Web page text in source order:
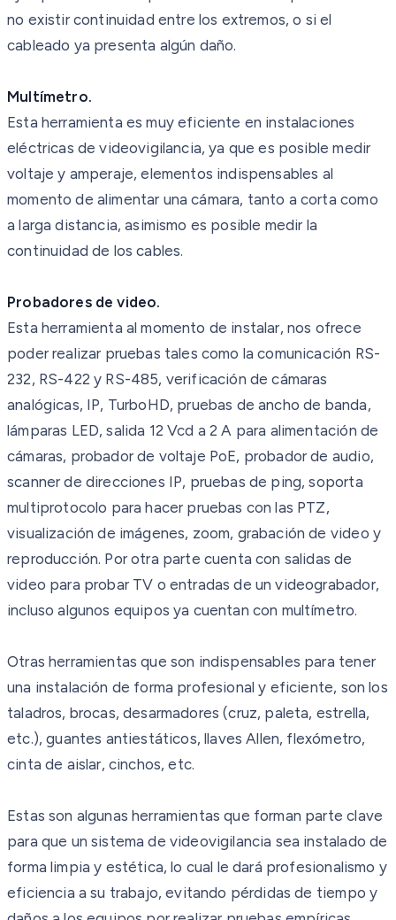
no existir continuidad entre los extremos, o si el
cableado ya presenta algún daño.
Multímetro.
Esta herramienta es muy eficiente en instalaciones
eléctricas de videovigilancia, ya que es posible medir
voltaje y amperaje, elementos indispensables al
momento de alimentar una cámara, tanto a corta como
a larga distancia, asimismo es posible medir la
continuidad de los cables.
Probadores de video.
Esta herramienta al momento de instalar, nos ofrece
poder realizar pruebas tales como la comunicación RS-
232, RS-422 y RS-485, verificación de cámaras
analógicas, IP, TurboHD, pruebas de ancho de banda,
lámparas LED, salida 12 Vcd a 2 A para alimentación de
cámaras, probador de voltaje PoE, probador de audio,
scanner de direcciones IP, pruebas de ping, soporta
multiprotocolo para hacer pruebas con las PTZ,
visualización de imágenes, zoom, grabación de video y
reproducción. Por otra parte cuenta con salidas de
video para probar TV o entradas de un videograbador,
incluso algunos equipos ya cuentan con multímetro.
Otras herramientas que son indispensables para tener
una instalación de forma profesional y eficiente, son los
taladros, brocas, desarmadores (cruz, paleta, estrella,
etc.), guantes antiestáticos, llaves Allen, flexómetro,
cinta de aislar, cinchos, etc.
Estas son algunas herramientas que forman parte clave
para que un sistema de videovigilancia sea instalado de
forma limpia y estética, lo cual le dará profesionalismo y
eficiencia a su trabajo, evitando pérdidas de tiempo y